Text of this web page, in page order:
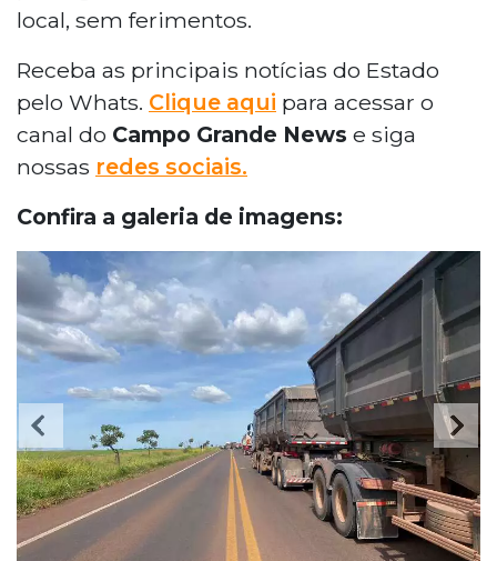
local, sem ferimentos.
Receba as principais notícias do Estado
pelo Whats. Clique aqui para acessar o
canal do Campo Grande News e siga
nossas redes sociais.
Confira a galeria de imagens: